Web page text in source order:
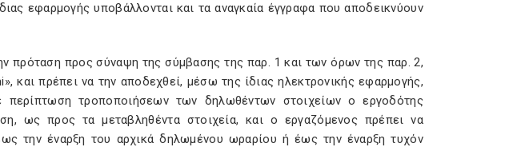
εφαρμογής υποβάλλονται και τα αναγκαία έγγραφα που αποδεικνύουν
πρόταση προς σύναψη της σύμβασης της παρ. 1 και των όρων της παρ. 2,
και πρέπει να την αποδεχθεί, μέσω της ίδιας ηλεκτρονικής εφαρμογής,
τροποποιήσεων των δηλωθέντων στοιχείων ο εργοδότης
ως προς τα μεταβληθέντα στοιχεία, και ο εργαζόμενος πρέπει να
την έναρξη του αρχικά δηλωμένου ωραρίου ή έως την έναρξη τυχόν